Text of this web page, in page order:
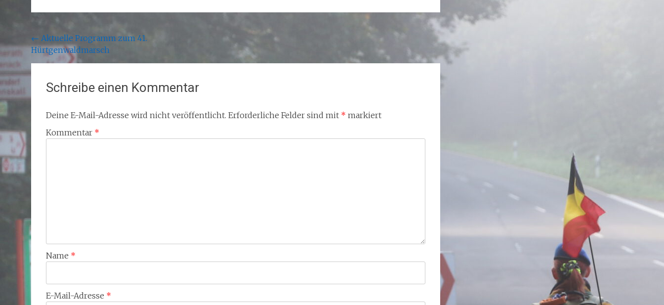
Beitragsnavigation
← Aktuelle Programm zum 41.
Hürtgenwaldmarsch
Schreibe einen Kommentar
Deine E-Mail-Adresse wird nicht veröffentlicht. Erforderliche Felder sind mit * markiert
Kommentar *
Name *
E-Mail-Adresse *